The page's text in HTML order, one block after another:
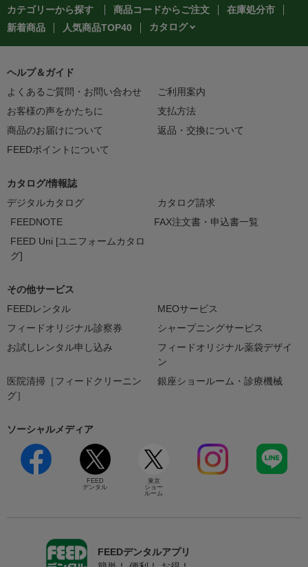
カテゴリーから探す
商品コードからご注文
在庫処分市
新着商品
人気商品TOP40 カタログ
ヘルプ＆ガイド
よくあるご質問・お問い合わせ
ご利用案内
お客様の声をかたちに
支払方法
商品のお届けについて
返品・交換について
FEEDポイントについて
カタログ/情報誌
デジタルカタログ
カタログ請求
FEEDNOTE
FAX注文書・申込書一覧
FEED Uni [ユニフォームカタロ
グ]
その他サービス
FEEDレンタル
MEOサービス
フィードオリジナル診察券
シャープニングサービス
お試しレンタル申し込み
フィードオリジナル薬袋デザイ
ン
医院清掃［フィードクリーニン
グ］
銀座ショールーム・診療機械
ソーシャルメディア
FEED
デンタル
東京
ショー
ルーム
FEEDデンタルアプリ